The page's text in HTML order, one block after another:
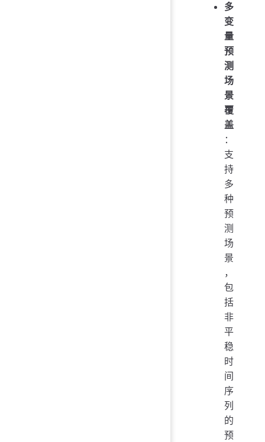
多
变
量
预
测
场
景
覆
盖
：
支
持
多
种
预
测
场
景
，
包
括
非
平
稳
时
间
序
列
的
预